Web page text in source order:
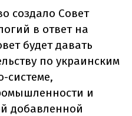
создало Совет
в ответ на
будет давать
по украинским
системе,
и
добавленной